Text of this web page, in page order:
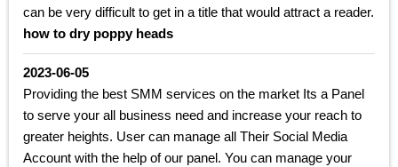
can be very difficult to get in a title that would attract a reader.
how to dry poppy heads
2023-06-05
Providing the best SMM services on the market Its a Panel
to serve your all business need and increase your reach to
greater heights. User can manage all Their Social Media
Account with the help of our panel. You can manage your